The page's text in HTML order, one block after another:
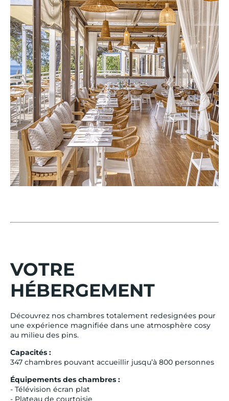
VOTRE
HÉBERGEMENT
Découvrez nos chambres totalement redesignées pour
une expérience magnifiée dans une atmosphère cosy
au milieu des pins.
Capacités :
347 chambres pouvant accueillir jusqu’à 800 personnes
Équipements des chambres :
- Télévision écran plat
- Plateau de courtoisie